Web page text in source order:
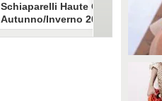
Schiaparelli Haute Couture
Autunno/Inverno 2025-2026